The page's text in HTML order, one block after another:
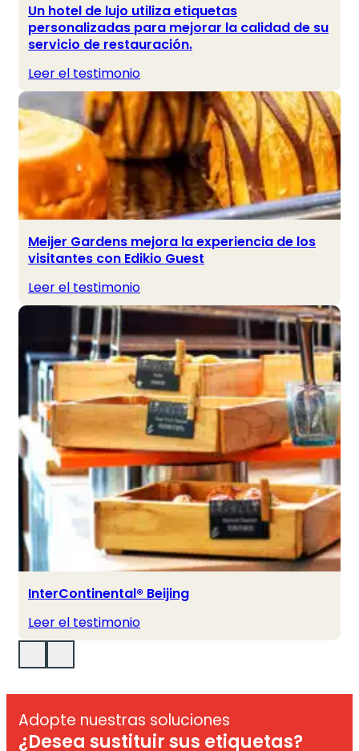
Un hotel de lujo utiliza etiquetas
personalizadas para mejorar la calidad de su
servicio de restauración.
Leer el testimonio
Meijer Gardens mejora la experiencia de los
visitantes con Edikio Guest
Leer el testimonio
InterContinental® Beijing
Leer el testimonio
Adopte nuestras soluciones
¿Desea sustituir sus etiquetas?